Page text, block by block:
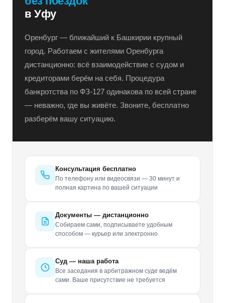
в Уфу
Оренбург — ближайший к Башкирии крупный
город. Работаем с жителями Оренбурга
дистанционно: всё взаимодействие с судом и
кредиторами берём на себя. Процедура
банкротства по ФЗ-127 одинакова по всей стране
— неважно, где вы живёте. Звоните, бесплатно
разберём вашу ситуацию.
Консультация бесплатно
По телефону или видеосвязи — 30 минут и
полная картина по вашей ситуации
Документы — дистанционно
Собираем сами, подписываете удобным
способом — курьер или электронно
Суд — наша работа
Все заседания в арбитражном суде ведём
сами. Ваше присутствие не требуется